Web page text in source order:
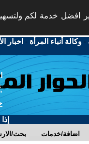
افضل خدمة لكم
-وكالة أنباء المرأة - اخبار
بحث/ اضافة/خدمات